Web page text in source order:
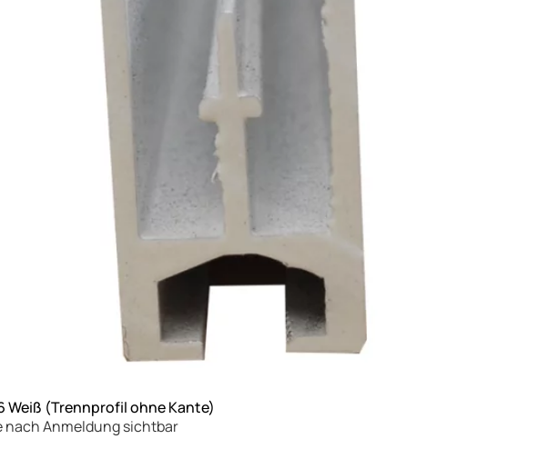
Weiß (Trennprofil ohne Kante)
nach Anmeldung sichtbar